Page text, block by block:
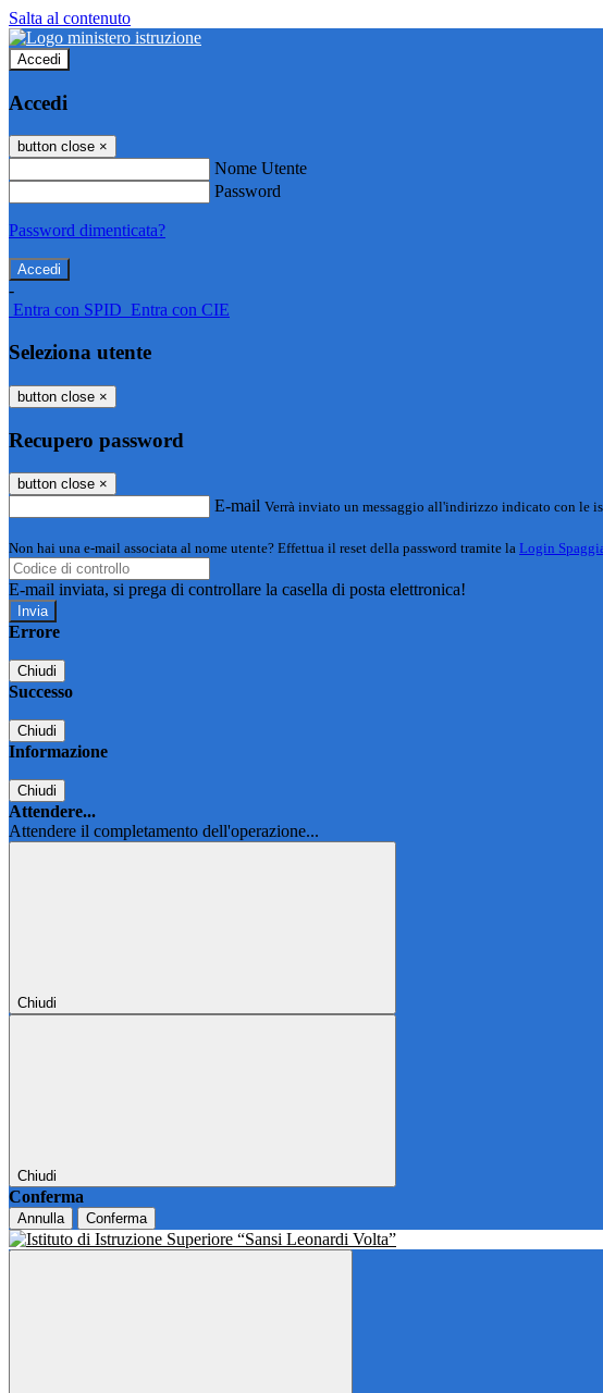
Salta al contenuto
Accedi
Accedi
button close ×
Nome Utente
Password
Password dimenticata?
-
Entra con SPID Entra con CIE
Seleziona utente
button close ×
Recupero password
button close ×
E-mail Verrà inviato un messaggio all'indirizzo indicato con le
Non hai una e-mail associata al nome utente? Effettua il reset della password tramite la Login
E-mail inviata, si prega di controllare la casella di posta elettronica!
Errore
Chiudi
Successo
Chiudi
Informazione
Chiudi
Attendere...
Attendere il completamento dell'operazione...
Chiudi
Chiudi
Conferma
Annulla Conferma